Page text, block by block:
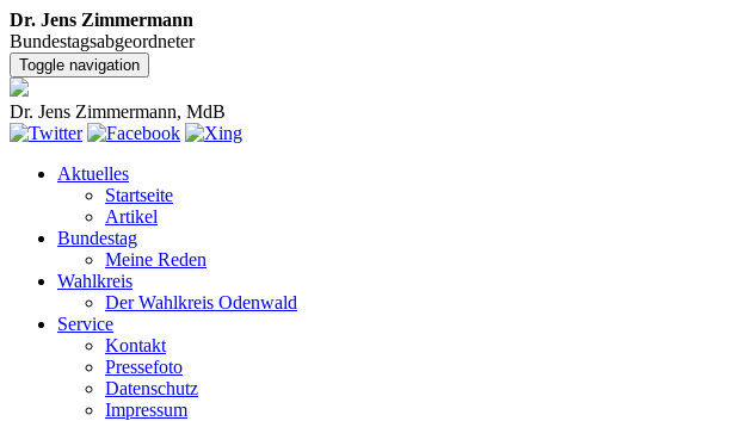
Dr. Jens Zimmermann
Bundestagsabgeordneter
Toggle navigation
Dr. Jens Zimmermann, MdB
Aktuelles
Startseite
Artikel
Bundestag
Meine Reden
Wahlkreis
Der Wahlkreis Odenwald
Service
Kontakt
Pressefoto
Datenschutz
Impressum